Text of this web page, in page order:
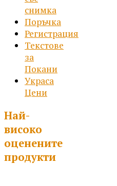
снимка
Поръчка
Регистрация
Текстове
за
Покани
Украса
Цени
Най-
високо
оценените
продукти